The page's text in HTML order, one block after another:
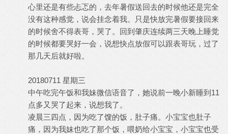
心里还是有些忐忑的，去年暑假送回去的时候他还是完全
没有这种感觉，说会挂念着我。只是快放完暑假要接回来
的时候舍不得表哥，哭了。回到肇庆连续两三天晚上睡觉
的时候都要哭好一会，说想快点放假可以跟表哥玩，过了
那几天后就好啦。
20180711 星期三
中午吃完午饭和我妹微信语音了，她说前一晚小新睡到11
点多又哭了起来，说想我了。
凌晨三四点，因为吃了馊的饭，肚子痛。小宝宝也肚子
痛，因为我妹也吃了那个饭，喂奶给小宝宝，小宝宝也受